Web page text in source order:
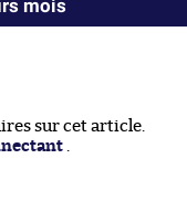
mois
sur cet article.